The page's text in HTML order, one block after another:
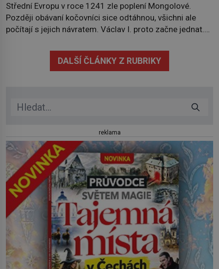
Střední Evropu v roce 1241 zle poplení Mongolové.
Později obávaní kočovníci sice odtáhnou, všichni ale
počítají s jejich návratem. Václav I. proto začne jednat.
pečlivě připravit! Český král Václav I. (1205–1253)
přijme opatření, která mají posílit obranu jeho království.
DALŠÍ ČLÁNKY Z RUBRIKY
reklama